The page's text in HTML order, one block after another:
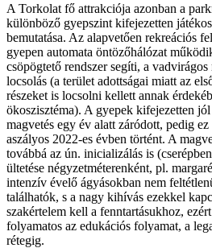
A Torkolat fő attrakciója azonban a
különböző gyepszint kifejezetten
bemutatása. Az alapvetően rekreációs
gyepen automata öntözőhálózat
csöpögtető rendszer segíti, a
locsolás (a terület adottságai miatt az
részeket is locsolni kellett annak
ökoszisztéma). A gyepek kifejezetten
magvetés egy év alatt záródott, pedig
aszályos 2022-es évben történt. A
továbbá az ún. inicializálás is
ültetése négyzetméterenként, pl.
intenzív évelő ágyásokban nem
találhatók, s a nagy kihívás ezekkel
szakértelem kell a fenntartásukhoz,
folyamatos az edukációs folyamat, a
rétegig.